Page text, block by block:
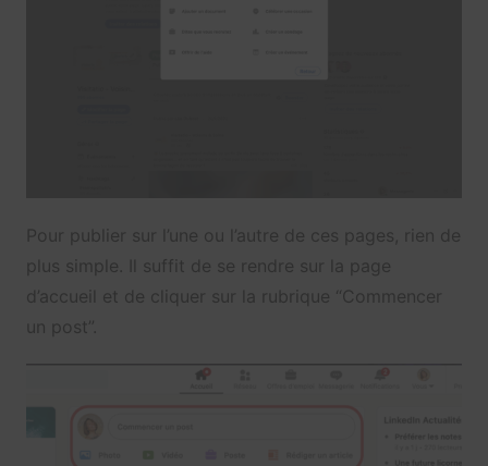
Pour publier sur l’une ou l’autre de ces pages, rien de
plus simple. Il suffit de se rendre sur la page
d’accueil et de cliquer sur la rubrique “Commencer
un post”.